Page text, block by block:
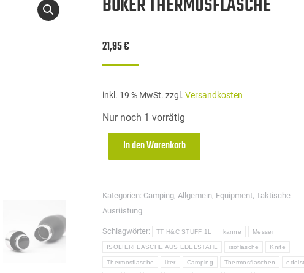
21,95€
inkl. 19 % MwSt. zzgl. Versandkosten
Nur noch 1 vorrätig
In den Warenkorb
Kategorien: Camping, Allgemein, Equipment, Taktische
Ausrüstung
Schlagwörter: TT H&C STUFF 1L kanne Messer
ISOLIERFLASCHE AUS EDELSTAHL isoflasche Knife
Thermosflasche liter Camping Thermosflaschen